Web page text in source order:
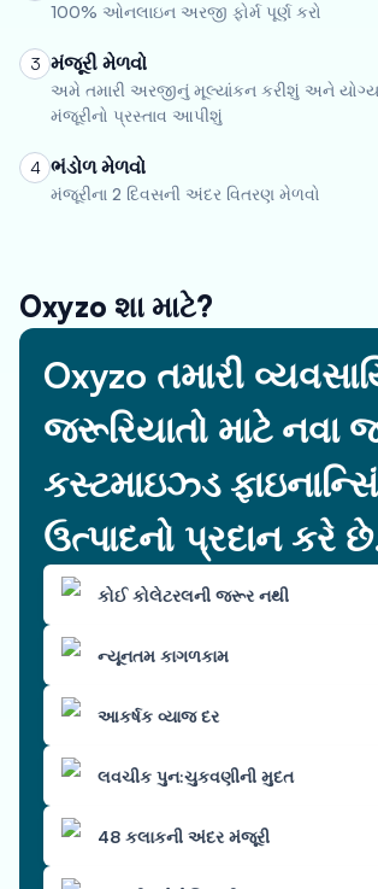
100% ઓનલાઇન અરજી ફોર્મ પૂર્ણ કરો
3 મંજૂરી મેળવો
અમે તમારી અરજીનું મૂલ્યાંકન કરીશું અને યોગ્ય
મંજૂરીનો પ્રસ્તાવ આપીશું
4 ભંડોળ મેળવો
મંજૂરીના 2 દિવસની અંદર વિતરણ મેળવો
Oxyzo શા માટે?
Oxyzo તમારી
જરૂરિયાતો માટે નવા
કસ્ટમાઇઝ્ડ
ઉત્પાદનો પ્રદાન કરે
કોઈ કોલેટરલની જરૂર નથી
ન્યૂનતમ કાગળકામ
આકર્ષક વ્યાજ દર
લવચીક પુન:ચુકવણીની મુદત
48 કલાકની અંદર મંજૂરી